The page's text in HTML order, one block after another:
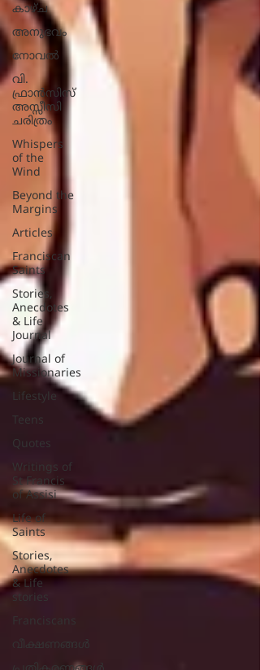
കാഴ്ച
അനുഭവം
നോവല്‍
വി.
ഫ്രാൻസിസ്
അസ്സീസി
ചരിത്രം
Whispers
of the
Wind
Beyond the
Margins
Articles
Franciscan
Saints
Stories,
Anecdotes
& Life
Journal
Journal of
Missionaries
Lifestyle
Teens
Quotes
Writings of
St Francis
of Assisi
Life of
Saints
Stories,
Anecdotes
& Life
stories
Franciscans
വീക്ഷണങ്ങൾ